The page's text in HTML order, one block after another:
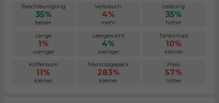
Beschleunigung
35%
besser
Verbrauch
4%
mehr
Leistung
35%
höher
Länge
1%
weniger
Leergewicht
4%
weniger
Tankinhalt
10%
kleiner
Kofferraum
11%
kleiner
Maximalgepäck
283%
kleiner
Preis
57%
höher